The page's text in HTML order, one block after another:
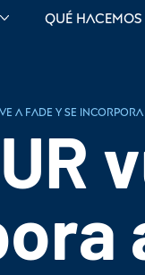
Qué hacemos
a FADE y se